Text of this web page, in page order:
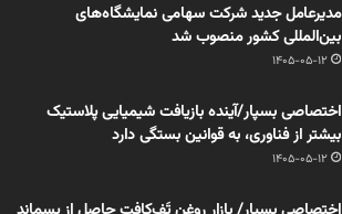
مدیرعامل جدید شرکت سهامی نمایشگاه‌های
بین‌المللی کشور منصوب شد
1405-05-12
اختصاصی بسپار/آینده بازیافت شیمیایی پلاستیک
بیشتر از فناوری، به قوانین بستگی دارد
1405-05-12